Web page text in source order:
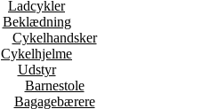
Ladcykler
Beklædning
Cykelhandsker
Cykelhjelme
Udstyr
Barnestole
Bagagebærere